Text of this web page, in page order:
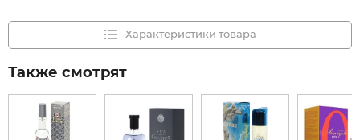
Характеристики товара
Также смотрят